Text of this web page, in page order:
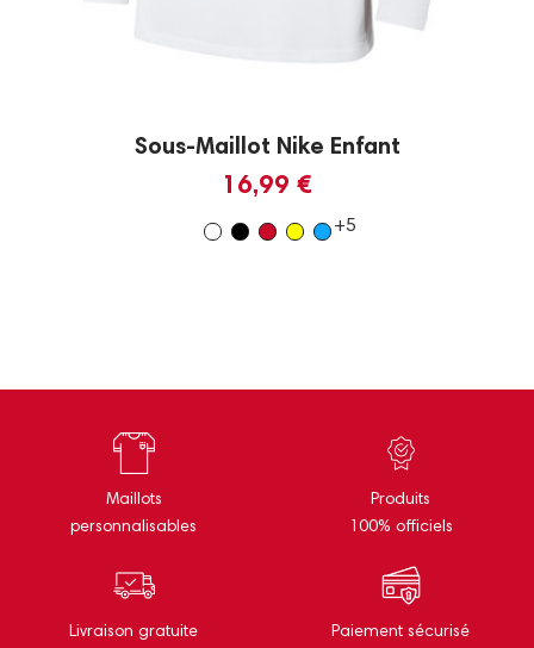
Sous-Maillot Nike Enfant
16,99 €
+5
Maillots
personnalisables
Produits
100% officiels
Livraison gratuite
Paiement sécurisé